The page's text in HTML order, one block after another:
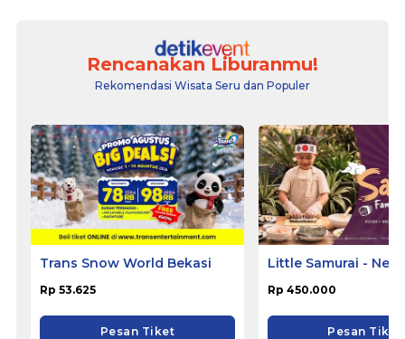
Rencanakan Liburanmu!
Rekomendasi Wisata Seru dan Populer
Trans Snow World Bekasi
Rp 53.625
Pesan Tiket
Little Samurai -
Rp 450.000
Pesan Tiket